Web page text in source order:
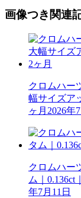
画像つき関連
クロムハー
幅サイズア
ヶ月 2026年
クロムハー
ム｜0.136ct
年7月11日